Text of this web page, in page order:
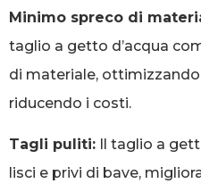
Minimo spreco di
taglio a getto d’acqua
di materiale, ottimizzando
riducendo i costi.
Tagli puliti: Il taglio a
lisci e privi di bave,